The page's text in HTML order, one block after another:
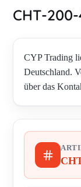
CHT-
CYP Trading
Deutschland.
über das